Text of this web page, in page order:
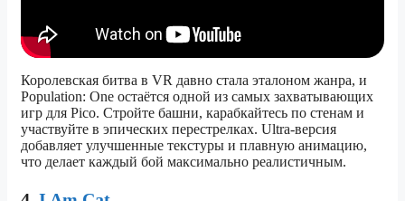
Королевская битва в VR давно стала эталоном жанра, и
Population: One остаётся одной из самых захватывающих
игр для Pico. Стройте башни, карабкайтесь по стенам и
участвуйте в эпических перестрелках. Ultra-версия
добавляет улучшенные текстуры и плавную анимацию,
что делает каждый бой максимально реалистичным.